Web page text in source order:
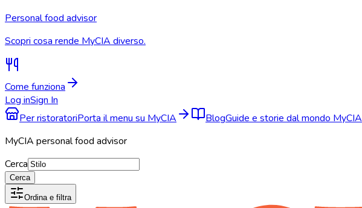
Personal food advisor
Scopri cosa rende MyCIA diverso.
Come funziona
Log inSign In
Per ristoratoriPorta il menu su MyCIA BlogGuide e storie dal mondo MyCIA
MyCIA personal food advisor
Cerca
Cerca
Ordina e filtra